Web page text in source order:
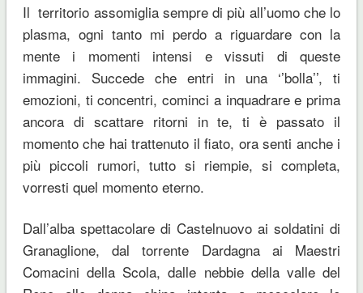
Il territorio assomiglia sempre di più all’uomo che lo
plasma, ogni tanto mi perdo a riguardare con la
mente i momenti intensi e vissuti di queste
immagini. Succede che entri in una ‘’bolla’’, ti
emozioni, ti concentri, cominci a inquadrare e prima
ancora di scattare ritorni in te, ti è passato il
momento che hai trattenuto il fiato, ora senti anche i
più piccoli rumori, tutto si riempie, si completa,
vorresti quel momento eterno.
Dall’alba spettacolare di Castelnuovo ai soldatini di
Granaglione, dal torrente Dardagna ai Maestri
Comacini della Scola, dalle nebbie della valle del